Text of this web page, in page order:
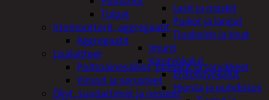
Lasit ja maskit
Puikot ja langat
Tinakolvit ja tinat
Imurit
Käsityökalut
Erikoistyökalut
Hionta ja puhdistus
Tulpat
Irtomoottorit, aggregaatit
Aggregaatit
Lisälaitteet
Polttoainesäiliöt, pumput ja tarvikkeet
Vinssit ja varusteet
Öljyt, suodattimet ja nesteet